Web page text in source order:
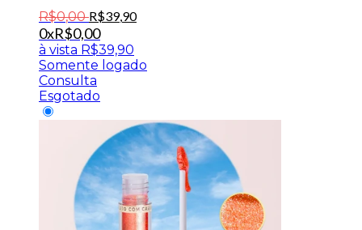
R$0,00 R$39,90
0xR$0,00
à vista R$39,90
Somente logado
Consulta
Esgotado